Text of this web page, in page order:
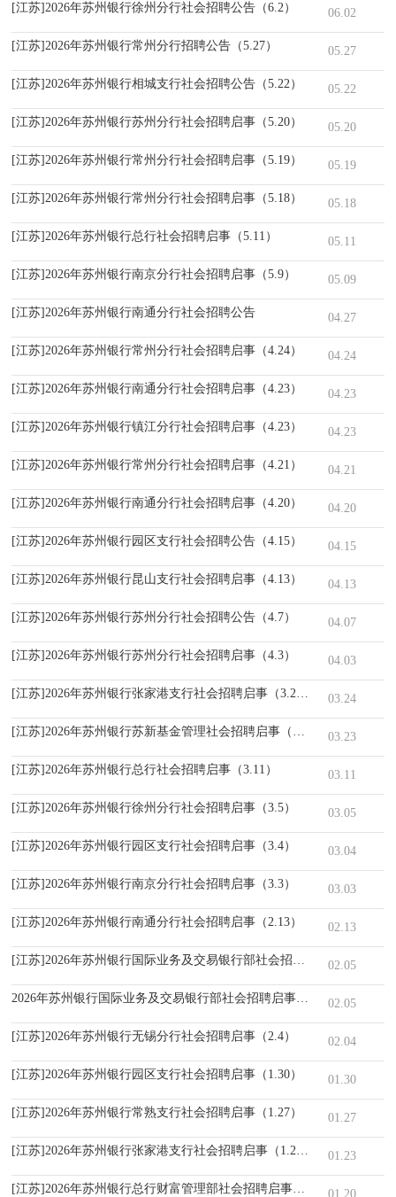
[江苏]2026年苏州银行徐州分行社会招聘公告（6.2） 06.02
[江苏]2026年苏州银行常州分行招聘公告（5.27） 05.27
[江苏]2026年苏州银行相城支行社会招聘公告（5.22） 05.22
[江苏]2026年苏州银行苏州分行社会招聘启事（5.20） 05.20
[江苏]2026年苏州银行常州分行社会招聘启事（5.19） 05.19
[江苏]2026年苏州银行常州分行社会招聘启事（5.18） 05.18
[江苏]2026年苏州银行总行社会招聘启事（5.11） 05.11
[江苏]2026年苏州银行南京分行社会招聘启事（5.9） 05.09
[江苏]2026年苏州银行南通分行社会招聘公告 04.27
[江苏]2026年苏州银行常州分行社会招聘启事（4.24） 04.24
[江苏]2026年苏州银行南通分行社会招聘启事（4.23） 04.23
[江苏]2026年苏州银行镇江分行社会招聘启事（4.23） 04.23
[江苏]2026年苏州银行常州分行社会招聘启事（4.21） 04.21
[江苏]2026年苏州银行南通分行社会招聘启事（4.20） 04.20
[江苏]2026年苏州银行园区支行社会招聘公告（4.15） 04.15
[江苏]2026年苏州银行昆山支行社会招聘启事（4.13） 04.13
[江苏]2026年苏州银行苏州分行社会招聘公告（4.7） 04.07
[江苏]2026年苏州银行苏州分行社会招聘启事（4.3） 04.03
[江苏]2026年苏州银行张家港支行社会招聘启事（3.24） 03.24
[江苏]2026年苏州银行苏新基金管理社会招聘启事（3.23） 03.23
[江苏]2026年苏州银行总行社会招聘启事（3.11） 03.11
[江苏]2026年苏州银行徐州分行社会招聘启事（3.5） 03.05
[江苏]2026年苏州银行园区支行社会招聘启事（3.4） 03.04
[江苏]2026年苏州银行南京分行社会招聘启事（3.3） 03.03
[江苏]2026年苏州银行南通分行社会招聘启事（2.13） 02.13
[江苏]2026年苏州银行国际业务及交易银行部社会招聘启事（2.5）
02.05
2026年苏州银行国际业务及交易银行部社会招聘启事（2.5）02.05
[江苏]2026年苏州银行无锡分行社会招聘启事（2.4） 02.04
[江苏]2026年苏州银行园区支行社会招聘启事（1.30） 01.30
[江苏]2026年苏州银行常熟支行社会招聘启事（1.27） 01.27
[江苏]2026年苏州银行张家港支行社会招聘启事（1.23） 01.23
[江苏]2026年苏州银行总行财富管理部社会招聘启事（1.20）01.20